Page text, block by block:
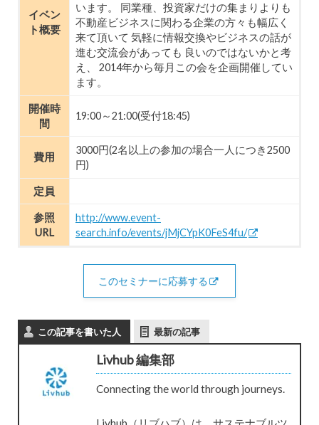
イベン
ト概要
います。 同業種、投資家だけの集まりよりも
不動産ビジネスに関わる企業の方々も幅広く
来て頂いて 気軽に情報交換やビジネスの話が
進む交流会があっても 良いのではないかと考
え、 2014年から毎月この会を企画開催してい
ます。
開催時
間
19:00～21:00(受付18:45)
費用
3000円(2名以上の参加の場合一人につき2500
円)
定員
参照
URL
http://www.event-
search.info/events/jMjCYpK0FeS4fu/
このセミナーに応募する
この記事を書いた人 最新の記事
Livhub 編集部
Connecting the world through journeys.